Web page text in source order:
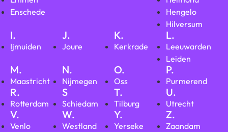
Enschede
Hengelo
Hilversum
I.
Ijmuiden
J.
Joure
K.
Kerkrade
L.
Leeuwarden
Leiden
M.
Maastricht
N.
Nijmegen
O.
Oss
P.
Purmerend
R.
Rotterdam
S
Schiedam
T.
Tilburg
U.
Utrecht
V.
Venlo
W.
Westland
Y.
Yerseke
Z.
Zaandam